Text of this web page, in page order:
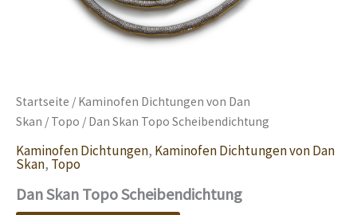
Startseite / Kaminofen Dichtungen von Dan
Skan / Topo / Dan Skan Topo Scheibendichtung
Kaminofen Dichtungen, Kaminofen Dichtungen von Dan
Skan, Topo
Dan Skan Topo Scheibendichtung